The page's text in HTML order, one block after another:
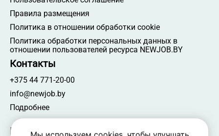
Правила размещения
Политика в отношении обработки cookie
Политика обработки персональных данных в
отношении пользователей ресурса NEWJOB.BY
Контакты
+375 44 771-20-00
info@newjob.by
Подробнее
Мы в соцсетях